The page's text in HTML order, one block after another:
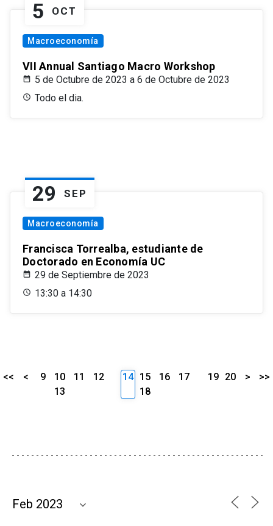
5 OCT
Macroeconomía
VII Annual Santiago Macro Workshop
5 de Octubre de 2023 a 6 de Octubre de 2023
Todo el dia.
29 SEP
Macroeconomía
Francisca Torrealba, estudiante de
Doctorado en Economía UC
29 de Septiembre de 2023
13:30 a 14:30
<< < 9 10 11
12
13
14 15 16
17
18
19 20 > >>